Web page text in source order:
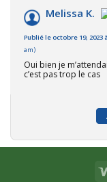
Melissa K.
Publié le octobre 19, 2023
am)
Oui bien je
c’est pas trop le cas